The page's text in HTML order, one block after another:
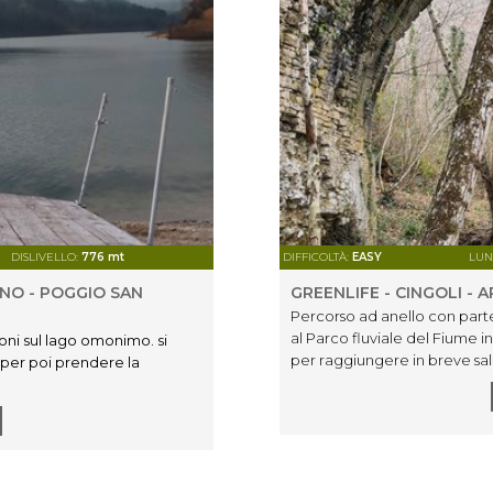
DISLIVELLO:776 mt
- POGGIO SAN
sul lago omonimo. si
poi prendere la
la Valle di San
DIFFICOLTÀ: EASY
GREENLIFE - CINGOLI -
Percorso ad anello con
al Parco fluviale del Fiume
per raggiungere in breve
sponde del Lago di Cingoli.
“Ponte Romano” le